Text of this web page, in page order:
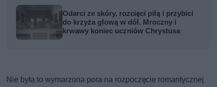
Odarci ze skóry, rozcięci piłą i przybici
do krzyża głową w dół. Mroczny i
krwawy koniec uczniów Chrystusa
Nie była to wymarzona pora na rozpoczęcie romantycznej